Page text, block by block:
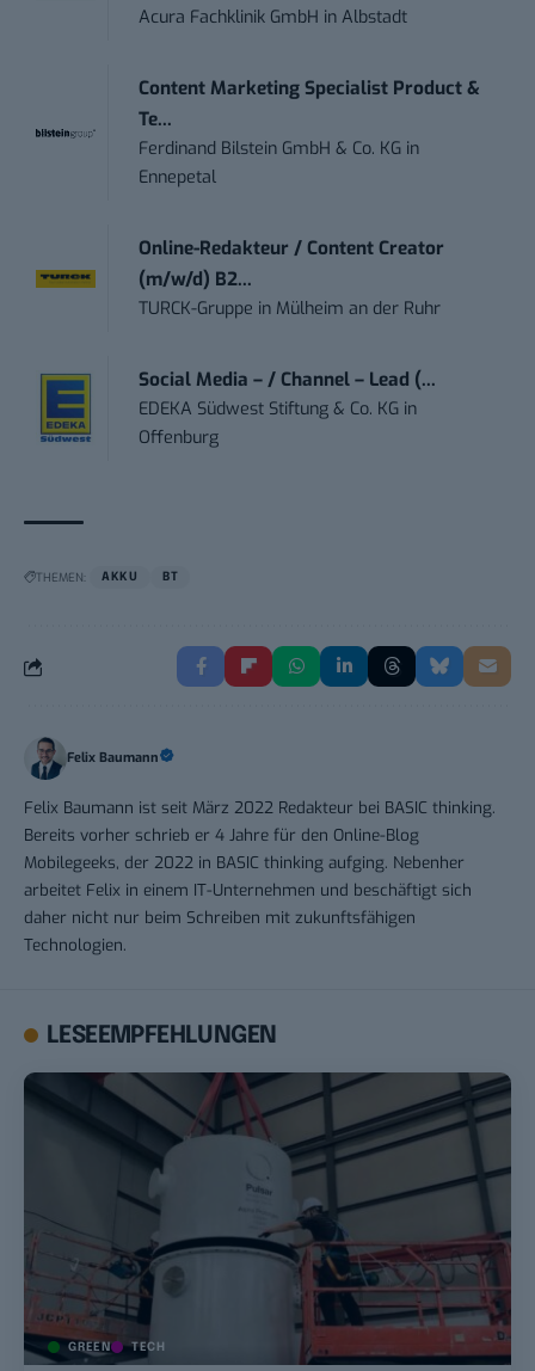
Acura Fachklinik GmbH inAlbstadt
Content Marketing Specialist Product &
Te...
Ferdinand Bilstein GmbH & Co. KG in
Ennepetal
Online-Redakteur / Content Creator
(m/w/d) B2...
TURCK-Gruppe in Mülheim an der Ruhr
Social Media – / Channel – Lead (...
EDEKA Südwest Stiftung & Co. KG in
Offenburg
THEMEN: AKKU BT
Felix Baumann
Felix Baumann ist seit März 2022 Redakteur bei BASIC thinking.
Bereits vorher schrieb er 4 Jahre für den Online-Blog
Mobilegeeks, der 2022 in BASIC thinking aufging. Nebenher
arbeitet Felix in einem IT-Unternehmen und beschäftigt sich
daher nicht nur beim Schreiben mit zukunftsfähigen
Technologien.
LESEEMPFEHLUNGEN
GREEN TECH